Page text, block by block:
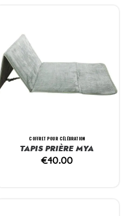
COFFRET POUR CÉLÉBRATION
TAPIS PRIÈRE MYA
€40.00